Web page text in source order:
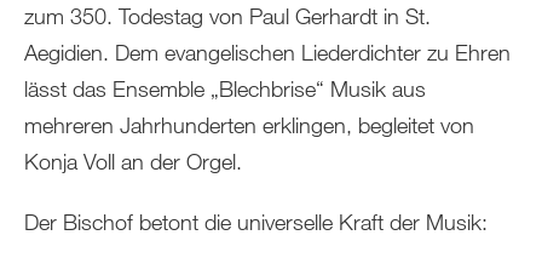
zum 350. Todestag von Paul Gerhardt in St.
Aegidien. Dem evangelischen Liederdichter zu Ehren
lässt das Ensemble „Blechbrise“ Musik aus
mehreren Jahrhunderten erklingen, begleitet von
Konja Voll an der Orgel.
Der Bischof betont die universelle Kraft der Musik: